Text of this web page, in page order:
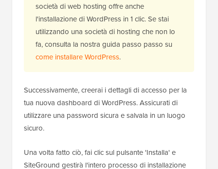
società di web hosting offre anche
l'installazione di WordPress in 1 clic. Se stai
utilizzando una società di hosting che non lo
fa, consulta la nostra guida passo passo su
come installare WordPress.
Successivamente, creerai i dettagli di accesso per la
tua nuova dashboard di WordPress. Assicurati di
utilizzare una password sicura e salvala in un luogo
sicuro.
Una volta fatto ciò, fai clic sul pulsante 'Installa' e
SiteGround gestirà l'intero processo di installazione